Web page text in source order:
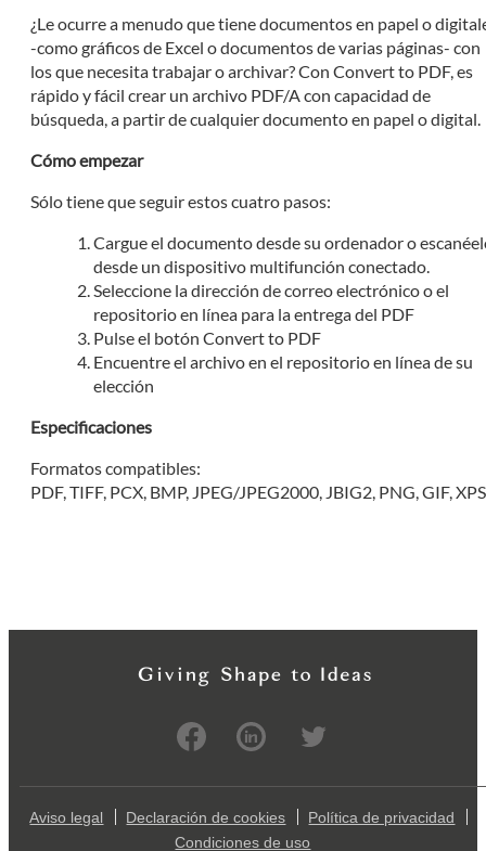
¿Le ocurre a menudo que tiene documentos en papel o
-como gráficos de Excel o documentos de varias páginas- con
los que necesita trabajar o archivar? Con Convert to PDF, es
rápido y fácil crear un archivo PDF/A con capacidad de
búsqueda, a partir de cualquier documento en papel o digital.
Cómo empezar
Sólo tiene que seguir estos cuatro pasos:
Cargue el documento desde su ordenador o
desde un dispositivo multifunción conectado.
Seleccione la dirección de correo electrónico o el
repositorio en línea para la entrega del PDF
Pulse el botón Convert to PDF
Encuentre el archivo en el repositorio en línea de su
elección
Especificaciones
Formatos compatibles:
PDF, TIFF, PCX, BMP, JPEG/JPEG2000, JBIG2, PNG, GIF, XPS
Aviso legal Declaración de cookies
Política de privacidad
Condiciones de uso